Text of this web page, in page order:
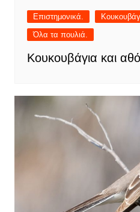
Επιστημονικά.
Όλα τα πουλιά.
Κουκουβάγια και